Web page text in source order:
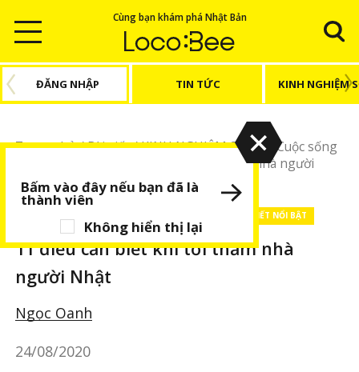
Cùng bạn khám phá Nhật Bản
ĐĂNG NHẬP TIN TỨC KINH NGHIỆM
Trang chủ/Bài viết/KINH NGHIỆM SỐNG/ Cuộc sống
11 điều cần biết khi tới thăm nhà người
Nhật
BÀI VIẾT NỔI BẬT
11 điều cần biết khi tới thăm nhà
người Nhật
Ngọc Oanh
24/08/2020
Không hiển thị lại
Bấm vào đây nếu bạn đã là
thành viên